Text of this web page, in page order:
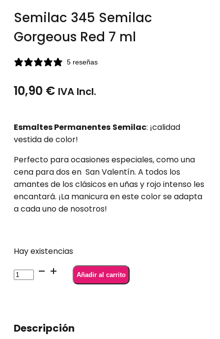
Semilac 345 Semilac
Gorgeous Red 7 ml
5 reseñas
10,90 € IVA Incl.
Esmaltes Permanentes Semilac: ¡calidad
vestida de color!
Perfecto para ocasiones especiales, como una
cena para dos en San Valentín. A todos los
amantes de los clásicos en uñas y rojo intenso les
encantará. ¡La manicura en este color se adapta
a cada uno de nosotros!
Hay existencias
Semilac
345
7
Añadir al carrito
Descripción